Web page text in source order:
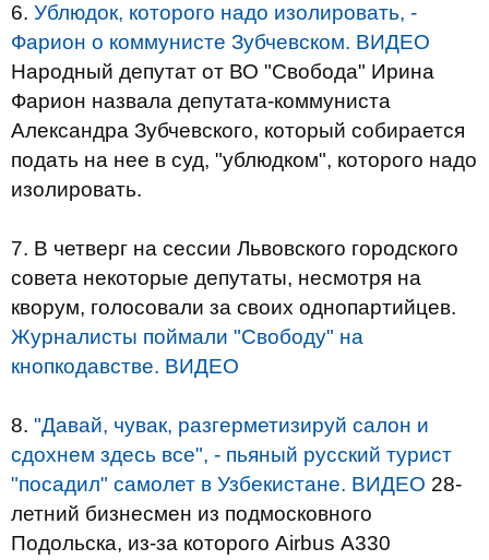
6. Ублюдок, которого надо изолировать, -
Фарион о коммунисте Зубчевском. ВИДЕО
Народный депутат от ВО "Свобода" Ирина
Фарион назвала депутата-коммуниста
Александра Зубчевского, который собирается
подать на нее в суд, "ублюдком", которого надо
изолировать.
7. В четверг на сессии Львовского городского
совета некоторые депутаты, несмотря на
кворум, голосовали за своих однопартийцев.
Журналисты поймали "Свободу" на
кнопкодавстве. ВИДЕО
8. "Давай, чувак, разгерметизируй салон и
сдохнем здесь все", - пьяный русский турист
"посадил" самолет в Узбекистане. ВИДЕО 28-
летний бизнесмен из подмосковного
Подольска, из-за которого Airbus А330